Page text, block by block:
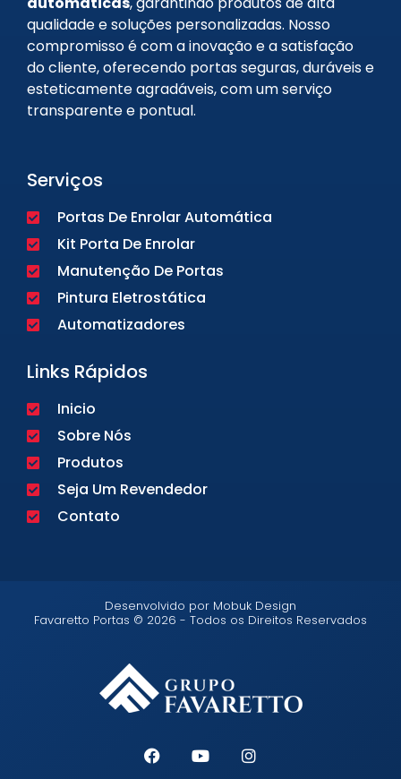
qualidade e soluções personalizadas. Nosso
compromisso é com a inovação e a satisfação
do cliente, oferecendo portas seguras, duráveis e
esteticamente agradáveis, com um serviço
transparente e pontual.
Serviços
Portas De Enrolar Automática
Kit Porta De Enrolar
Manutenção De Portas
Pintura Eletrostática
Automatizadores
Links Rápidos
Inicio
Sobre Nós
Produtos
Seja Um Revendedor
Contato
Desenvolvido por Mobuk Design
Favaretto Portas © 2026 - Todos os Direitos Reservados